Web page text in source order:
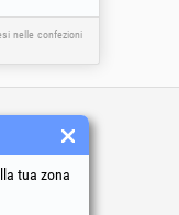
nelle confezioni
tua zona